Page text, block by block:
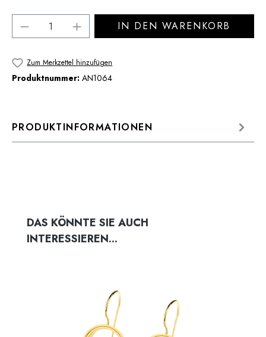
Produkt Anzahl: Gib den gewünschten
IN DEN WARENKORB
Zum Merkzettel hinzufügen
Produktnummer: AN1064
PRODUKTINFORMATIONEN
Produktgalerie überspringen
DAS KÖNNTE SIE AUCH
INTERESSIEREN...